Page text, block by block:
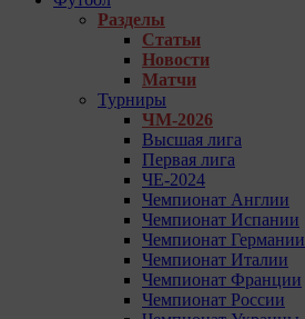
Разделы
Статьи
Новости
Матчи
Турниры
ЧМ-2026
Высшая лига
Первая лига
ЧЕ-2024
Чемпионат Англии
Чемпионат Испании
Чемпионат Германии
Чемпионат Италии
Чемпионат Франции
Чемпионат России